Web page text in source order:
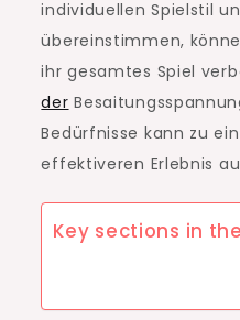
individuellen Spielstil
übereinstimmen,
ihr gesamtes Spiel
der
Bedürfnisse kann zu
effektiveren Erlebnis
Key sections in